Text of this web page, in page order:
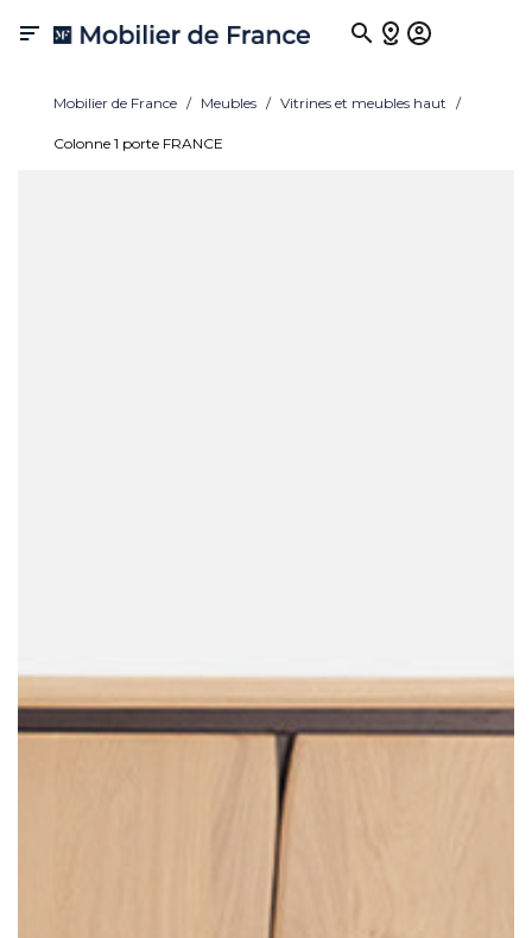

Mobilier de France Meubles Vitrines et meubles haut
Colonne 1 porte FRANCE